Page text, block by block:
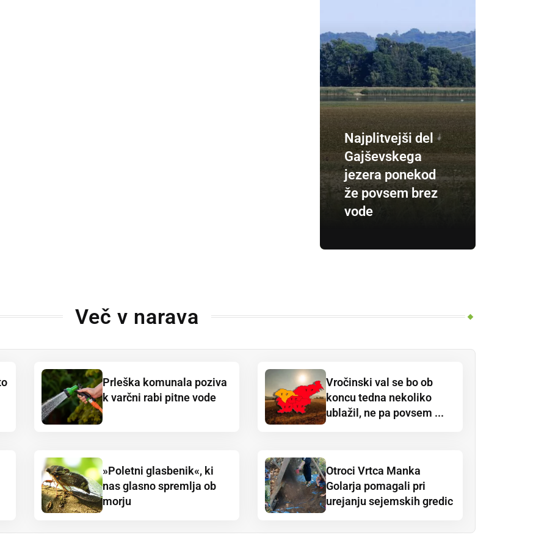
Najplitvejši del
Gajševskega
jezera ponekod
že povsem brez
vode
Več v narava
Prleška komunala poziva
k varčni rabi pitne vode
Vročinski val se bo ob
koncu tedna nekoliko
ublažil, ne pa povsem ...
»Poletni glasbenik«, ki
nas glasno spremlja ob
morju
Otroci Vrtca Manka
Golarja pomagali pri
urejanju sejemskih gredic